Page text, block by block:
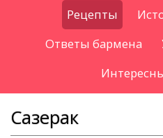
Рецепты
Ответы бармена
Сазерак